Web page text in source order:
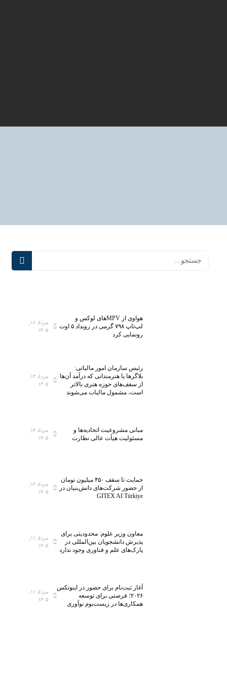
هواوی از MPVهای لوکس و
لپ‌تاپ ۷۹۸ گرمی در رویداد ۵ اوت
رونمایی کرد
۱۴۰۵
رئیس سازمان امور مالیاتی:
بلاگر‌ها یا هنرمندانی که درآمد آن‌ها
از سقف‌های حوزه هنری بالاتر
است، مشمول مالیات می‌شوند
۱۴۰۵
مبانی مشروعیت اتحادیه‌ها و
مسئولیت هیأت عالی نظارت
۱۴۰۵
حمایت تا سقف ۴۵۰ میلیون تومان
از حضور شرکت‌های دانش‌بنیان در
GITEX AI Türkiye
۱۴۰۵
معاون وزیر علوم: محدودیتی برای
پذیرش دانشجویان بین‌المللی در
پارک‌های علم و فناوری وجود ندارد
۱۴۰۵
آغاز ثبت‌نام برای حضور در اینوتکس
۲۰۲۶؛ فرصتی برای توسعه
همکاری‌ها در زیست‌بوم نوآوری
۱۴۰۵